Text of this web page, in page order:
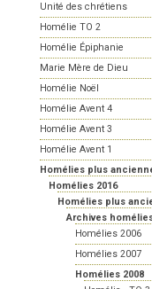
Unité des chrétiens
Homélie TO 2
Homélie Épiphanie
Marie Mère de Dieu
Homélie Noël
Homélie Avent 4
Homélie Avent 3
Homélie Avent 1
Homélies plus
Homélies 2016
Homélies plus
Archives
Homélies 2006
Homélies 2007
Homélies 2008